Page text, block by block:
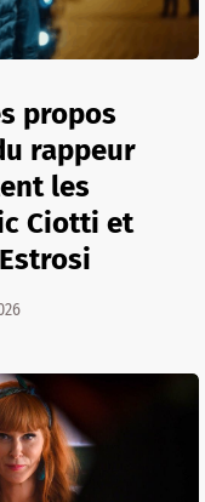
propos
rappeur
les
Ciotti et